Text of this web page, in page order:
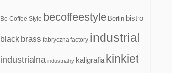
Be Coffee Style becoffeestyle Berlin bistro
black brass fabryczna factory industrial
industrialna industrialny kaligrafia kinkiet